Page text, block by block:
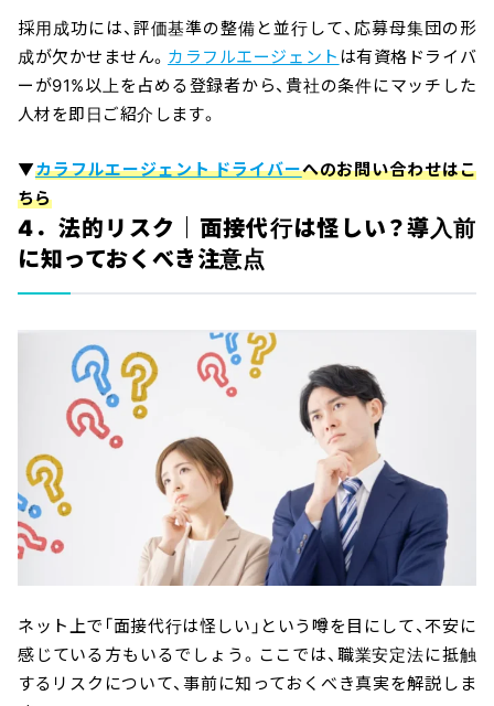
採用成功には、評価基準の整備と並行して、応募母集団の形
成が欠かせません。 カラフルエージェント は有資格ドライバ
ーが91%以上を占める登録者から、貴社の条件にマッチした
人材を即日ご紹介します。
▼カラフルエージェント ドライバーへのお問い合わせはこ
ちら
4．法的リスク｜面接代行は怪しい？導入前
に知っておくべき注意点
ネット上で「面接代行は怪しい」という噂を目にして、不安に
感じている方もいるでしょう。ここでは、職業安定法に抵触
するリスクについて、事前に知っておくべき真実を解説しま